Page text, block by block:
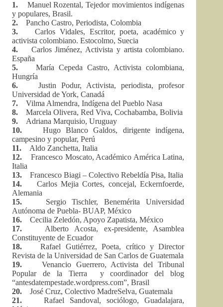
1.
Manuel Rozental, Tejedor movimientos indígenas
y populares, Brasil.
2. Pancho Castro, Periodista, Colombia
3.
Carlos Vidales, Escritor, poeta, académico y
activista colombiano. Estocolmo, Suecia
4.
Carlos Jiménez, Activista y artista colombiano.
España
5. María Cepeda Castro, Activista colombiana,
Hungría
6. Justin Podur, Activista, periodista, profesor
Universidad de York, Canadá
7.
Vilma Almendra, Indígena del Pueblo Nasa
8.
Marcela Olivera, Red Viva, Cochabamba, Bolivia
9.
Adriana Marquisio, Uruguay
10. Hugo Blanco Galdos, dirigente indígena,
campesino y popular, Perú
11. Aldo Zanchetta, Italia
12.
Francesco Moscato, Académico América Latina,
Italia
13. Francesco Biagi – Colectivo Rebeldía Pisa, Italia
14.
Carlos Mejia Cortes, concejal, Eckernfoerde,
Alemania
15.
Sergio Tischler, Benemérita Universidad
Autónoma de Puebla- BUAP, México
16. Cecilia Zeledón, Apoyo Zapatista, México
17. Alberto Acosta, ex-presidente, Asamblea
Constituyente de Ecuador
18. Rafael Gutiérrez, Poeta, crítico y Director
Revista de la Universidad de San Carlos de Guatemala
19. Venancio Guerrero, Activista del Tribunal
Popular de la Tierra y coordinador del blog
“antesdatempestade.wordpress.com”, Brasil
20.
José Cruz, Colectivo MadreSelva, Guatemala
21. Rafael Sandoval, sociólogo, Guadalajara,